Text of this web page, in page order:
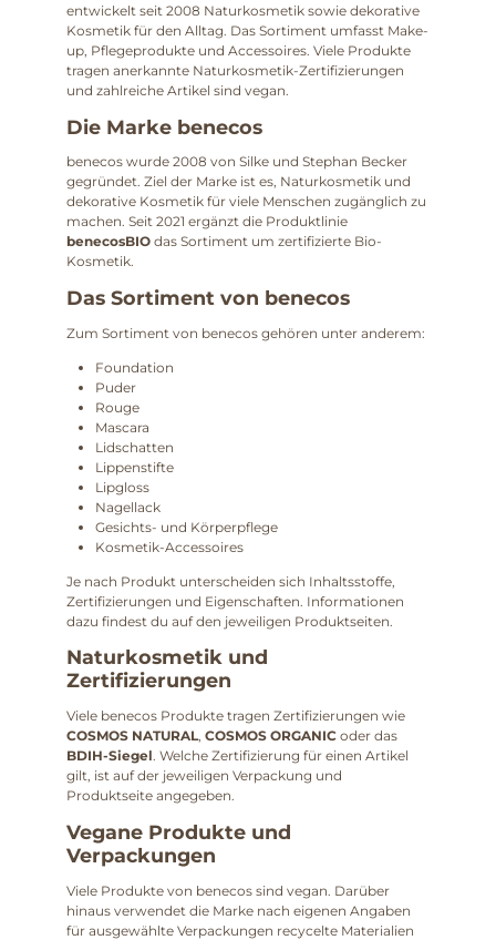
entwickelt seit 2008 Naturkosmetik sowie dekorative
Kosmetik für den Alltag. Das Sortiment umfasst Make-
up, Pflegeprodukte und Accessoires. Viele Produkte
tragen anerkannte Naturkosmetik-Zertifizierungen
und zahlreiche Artikel sind vegan.
Die Marke benecos
benecos wurde 2008 von Silke und Stephan Becker
gegründet. Ziel der Marke ist es, Naturkosmetik und
dekorative Kosmetik für viele Menschen zugänglich zu
machen. Seit 2021 ergänzt die Produktlinie
benecosBIO das Sortiment um zertifizierte Bio-
Kosmetik.
Das Sortiment von benecos
Zum Sortiment von benecos gehören unter anderem:
Foundation
Puder
Rouge
Mascara
Lidschatten
Lippenstifte
Lipgloss
Nagellack
Gesichts- und Körperpflege
Kosmetik-Accessoires
Je nach Produkt unterscheiden sich Inhaltsstoffe,
Zertifizierungen und Eigenschaften. Informationen
dazu findest du auf den jeweiligen Produktseiten.
Naturkosmetik und
Zertifizierungen
Viele benecos Produkte tragen Zertifizierungen wie
COSMOS NATURAL, COSMOS ORGANIC oder das
BDIH-Siegel. Welche Zertifizierung für einen Artikel
gilt, ist auf der jeweiligen Verpackung und
Produktseite angegeben.
Vegane Produkte und
Verpackungen
Viele Produkte von benecos sind vegan. Darüber
hinaus verwendet die Marke nach eigenen Angaben
für ausgewählte Verpackungen recycelte Materialien